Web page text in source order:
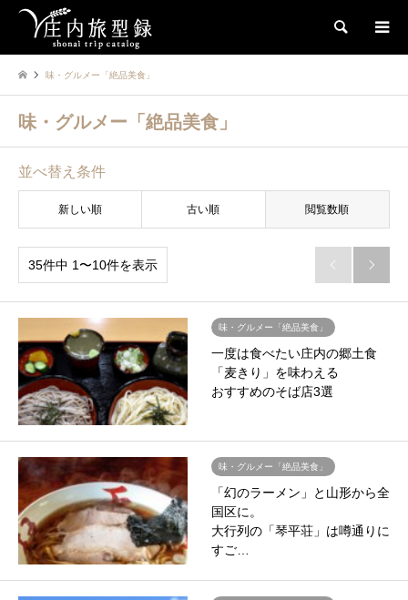
検索
味・グルメー「絶品美食」
味・グルメー「絶品美食」
並べ替え条件
新しい順 古い順 閲覧数順
35件中 1〜10件を表示  
味・グルメー「絶品美食」
一度は食べたい庄内の郷土食
「麦きり」を味わえる
おすすめのそば店3選
味・グルメー「絶品美食」
「幻のラーメン」と山形から全
国区に。
大行列の「琴平荘」は噂通りに
すご…